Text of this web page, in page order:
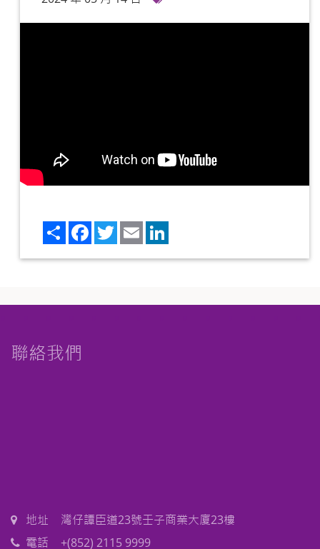
Share FacebookTwitterEmail
聯絡我們
地址
灣仔譚臣道23號壬子商業大廈23樓
電話
+(852) 2115 9999